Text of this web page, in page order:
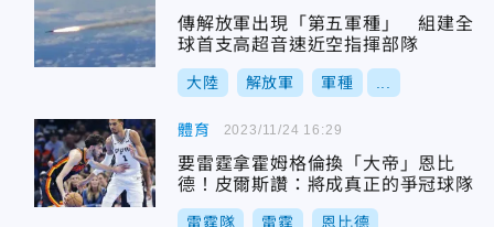
傳解放軍出現「第五軍種」 組建全
球首支高超音速近空指揮部隊
大陸 解放軍 軍種
體育
要雷霆拿霍姆格倫換「大帝」恩比
德！皮爾斯讚：將成真正的爭冠球隊
雷霆隊 雷霆 恩比德
2023/11/24 16:29